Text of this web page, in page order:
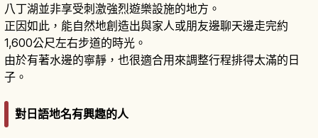
八丁湖並非享受刺激強烈遊樂設施的地方。
正因如此，能自然地創造出與家人或朋友邊聊天邊走完約
1,600公尺左右步道的時光。
由於有著水邊的寧靜，也很適合用來調整行程排得太滿的日
子。
對日語地名有興趣的人